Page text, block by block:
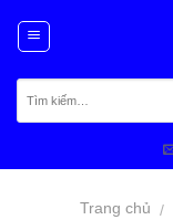
content
Trang chủ /